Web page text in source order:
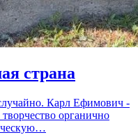
страна
Карл Ефимович -
органично